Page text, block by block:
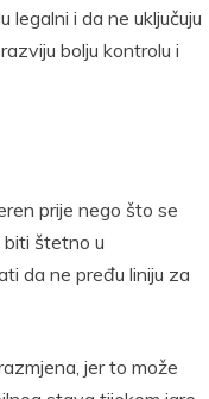
legalni i da ne uključuju
bolju kontrolu i
prije nego što se
biti štetno u
da ne pređu liniju za
jer to može